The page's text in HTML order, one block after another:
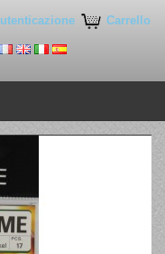
Carrello